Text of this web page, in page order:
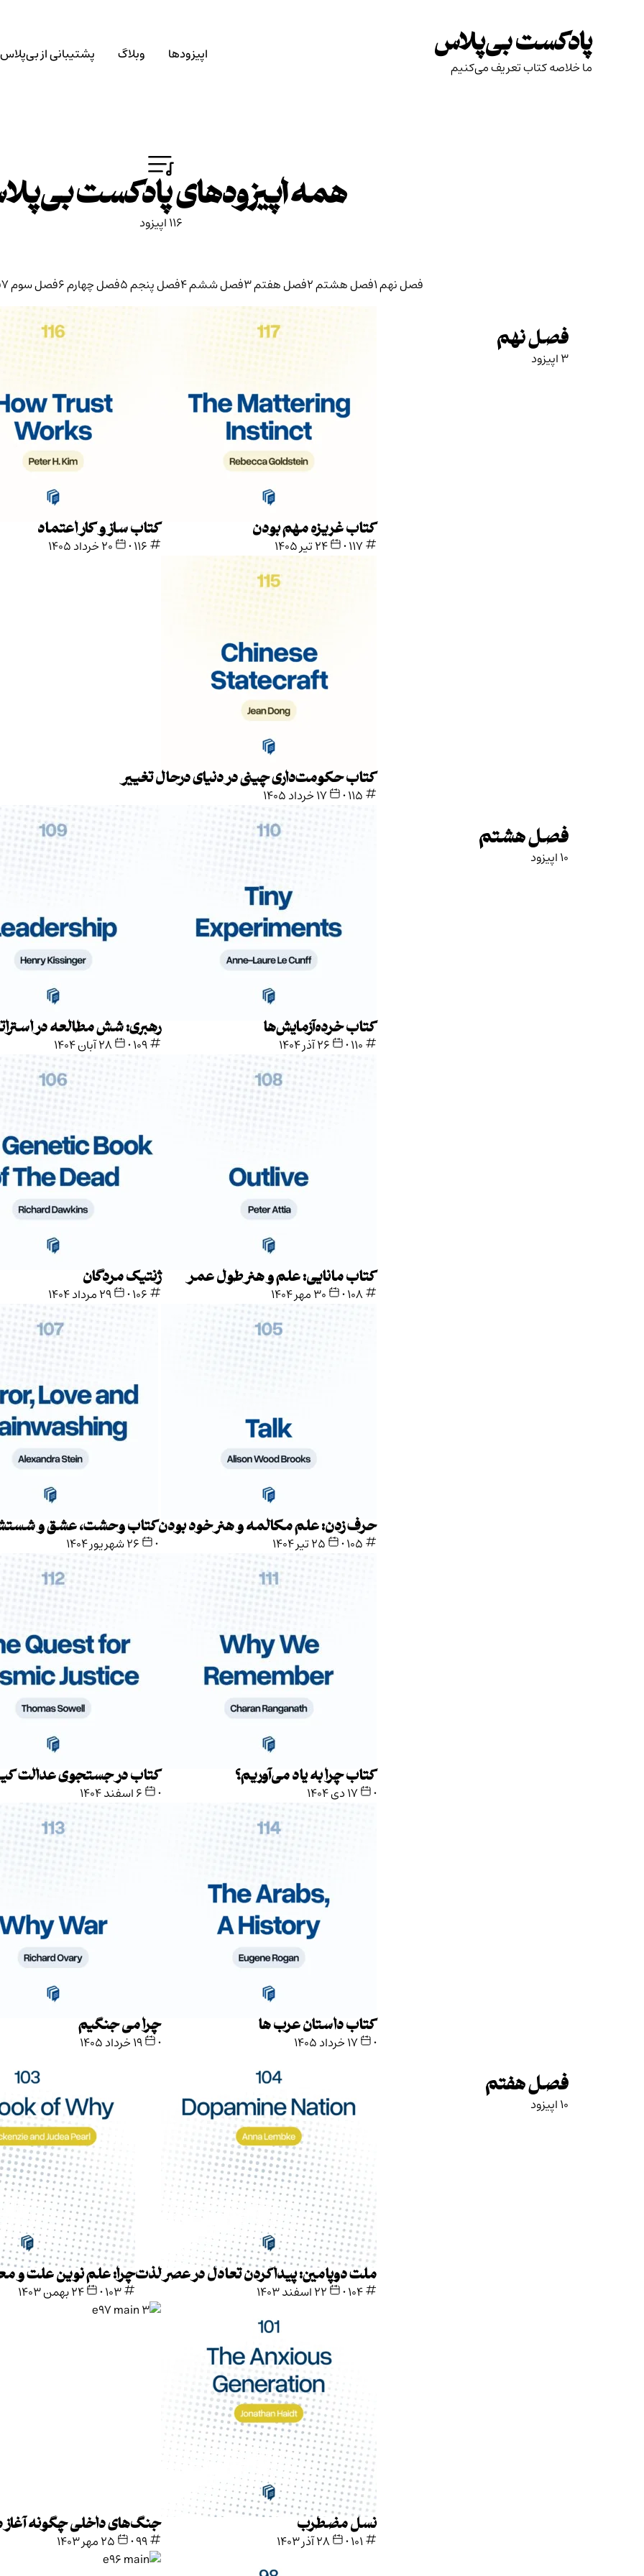
to
content
پادکست بی‌پلاس
ما خلاصه کتاب تعریف می‌کنیم
اپیزودها وبلاگ پشتیبانی از بی‌پلاس
همه اپیزودهای پادکست
116 اپیزود
فصل نهم1فصل هشتم2فصل هفتم3فصل ششم4فصل پنجم5فصل چهارم6فصل سوم7
فصل نهم
3 اپیزود
کتاب غریزه مهم بودن
117
• ۲۴ تیر ۱۴۰۵
کتاب ساز و کار اعتماد
116
• ۲۰ خرداد ۱۴۰۵
کتاب حکومت‌داری چینی در دنیای درحال تغییر
115
• ۱۷ خرداد ۱۴۰۵
فصل هشتم
10 اپیزود
کتاب خرده‌آزمایش‌ها
110
• ۲۶ آذر ۱۴۰۴
رهبری: شش مطالعه در
109
• ۲۸ آبان ۱۴۰۴
کتاب مانایی: علم و هنر طول عمر
108
• ۳۰ مهر ۱۴۰۴
ژنتیک مردگان
106
• ۲۹ مرداد ۱۴۰۴
حرف زدن: علم مکالمه و هنر خود بودن
105
• ۲۵ تیر ۱۴۰۴
کتاب وحشت، عشق و
•
۲۶ شهریور ۱۴۰۴
کتاب چرا به یاد می‌آوریم؟
•
۱۷ دی ۱۴۰۴
کتاب در جستجوی عدالت
•
۶ اسفند ۱۴۰۴
کتاب داستان عرب ها
•
۱۷ خرداد ۱۴۰۵
چرا می جنگیم
•
۱۹ خرداد ۱۴۰۵
فصل هفتم
10 اپیزود
ملت دوپامین: پیداکردن تعادل در عصر لذت
104
• ۲۲ اسفند ۱۴۰۳
چرا: علم نوین علت و
103
• ۲۴ بهمن ۱۴۰۳
نسل مضطرب
101
• ۲۸ آذر ۱۴۰۳
جنگ‌های داخلی چگونه
99
• ۲۵ مهر ۱۴۰۳